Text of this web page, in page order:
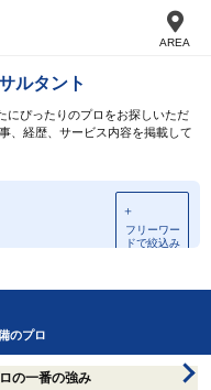
AREA
ルタント
にぴったりのプロをお探しいただ
、経歴、サービス内容を掲載して
＋
フリーワー
ドで絞込み
のプロ
の一番の強み